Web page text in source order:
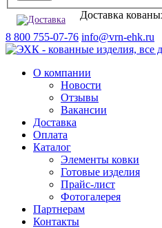
Доставка
8 800 755-07-76 info@vrn-ehk.ru
О компании
Новости
Отзывы
Вакансии
Доставка
Оплата
Каталог
Элементы ковки
Готовые изделия
Прайс-лист
Фотогалерея
Партнерам
Контакты